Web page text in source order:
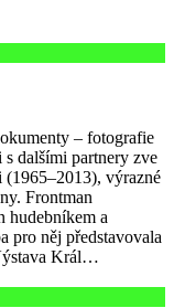
– fotografie
dalšími partnery zve
výrazné
Frontman
hudebníkem a
pro něj představovala
Král…